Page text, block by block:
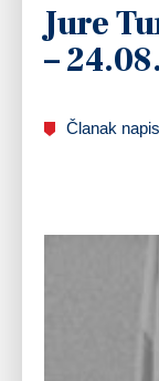
Jure
–
Članak